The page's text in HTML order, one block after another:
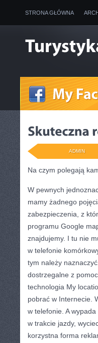
STRONA GŁÓWNA
ADMIN
Na czym polegają
W pewnych
mamy żadnego
zabezpieczenia, z
programu Google
znajdujemy. I tu nie
w telefonie
tym należy
dostrzegalne z
technologia My
pobrać w Internecie.
w telefonie. A
w trakcie jazdy,
korzystna forma